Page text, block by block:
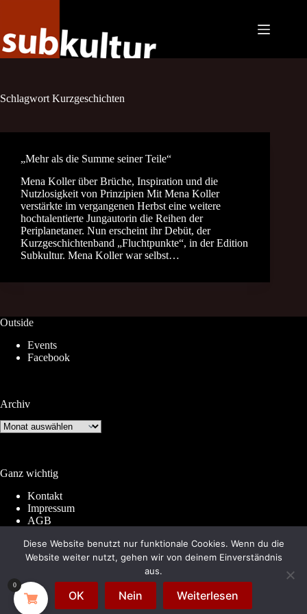
Schlagwort Kurzgeschichten
„Mehr als die Summe seiner Teile“
Mena Koller über Brüche, Inspiration und die
Nutzlosigkeit von Prinzipien Mit Mena Koller
verstärkte im vergangenen Herbst eine weitere
hochtalentierte Jungautorin die Reihen der
Periplanetaner. Nun erscheint ihr Debüt, der
Kurzgeschichtenband „Fluchtpunkte“, in der Edition
Subkultur. Mena Koller war selbst…
Outside
Events
Facebook
Archiv
Archiv
Ganz wichtig
Kontakt
Impressum
AGB
Datenschutz
© 2026 by Subkultur
. Made with WordPress &
WooCommerce.
is a division of Periplaneta
0
Diese Website benutzt nur funktionale Cookies. Wenn du die
Website weiter nutzt, gehen wir von deinem Einverständnis
aus.
OK Nein Weiterlesen